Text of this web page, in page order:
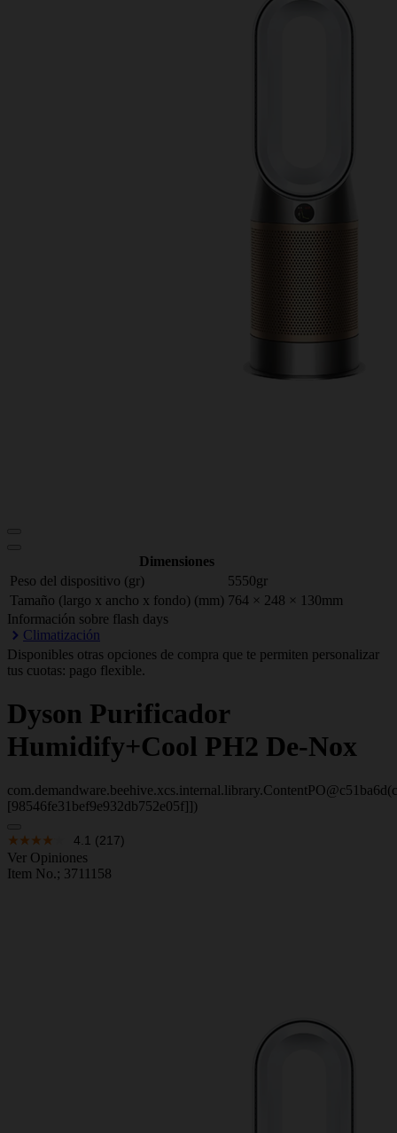
Dimensiones
Peso del dispositivo (gr)
5550gr
Tamaño (largo x ancho x fondo) (mm) 764 × 248 × 130mm
Información sobre flash days
Climatización
Disponibles otras opciones de compra que te permiten personalizar
tus cuotas: pago flexible.
Dyson Purificador
Humidify+Cool PH2 De-Nox
[98546fe31bef9e932db752e05f]])
4.1 (217)
Ver Opiniones
Item No.; 3711158